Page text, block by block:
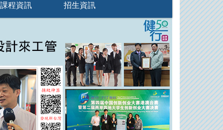
課程資訊 招生資訊